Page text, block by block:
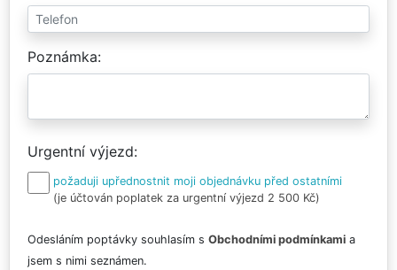
Poznámka
Urgentní výjezd
požaduji upřednostnit moji objednávku před ostatními
(je účtován poplatek za urgentní výjezd 2 500 Kč)
Odesláním poptávky souhlasím s Obchodními podmínkami a
jsem s nimi seznámen.